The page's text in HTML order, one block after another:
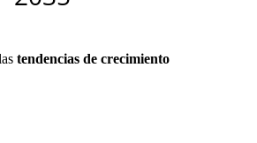
tendencias de crecimiento